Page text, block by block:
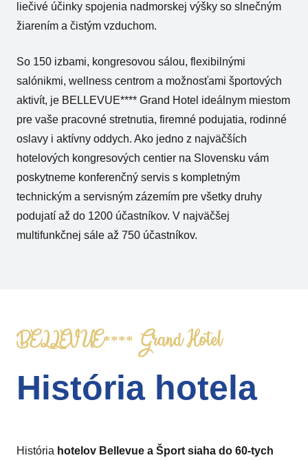
liečivé účinky spojenia nadmorskej výšky so slnečným
žiarením a čistým vzduchom.
So 150 izbami, kongresovou sálou, flexibilnými
salónikmi, wellness centrom a možnosťami športových
aktivít, je BELLEVUE**** Grand Hotel ideálnym miestom
pre vaše pracovné stretnutia, firemné podujatia, rodinné
oslavy i aktívny oddych. Ako jedno z najväčších
hotelových kongresových centier na Slovensku vám
poskytneme konferenčný servis s kompletným
technickým a servisným zázemím pre všetky druhy
podujatí až do 1200 účastníkov. V najväčšej
multifunkčnej sále až 750 účastníkov.
BELLEVUE**** Grand Hotel
História hotela
História hotelov Bellevue a Šport siaha do 60-tych